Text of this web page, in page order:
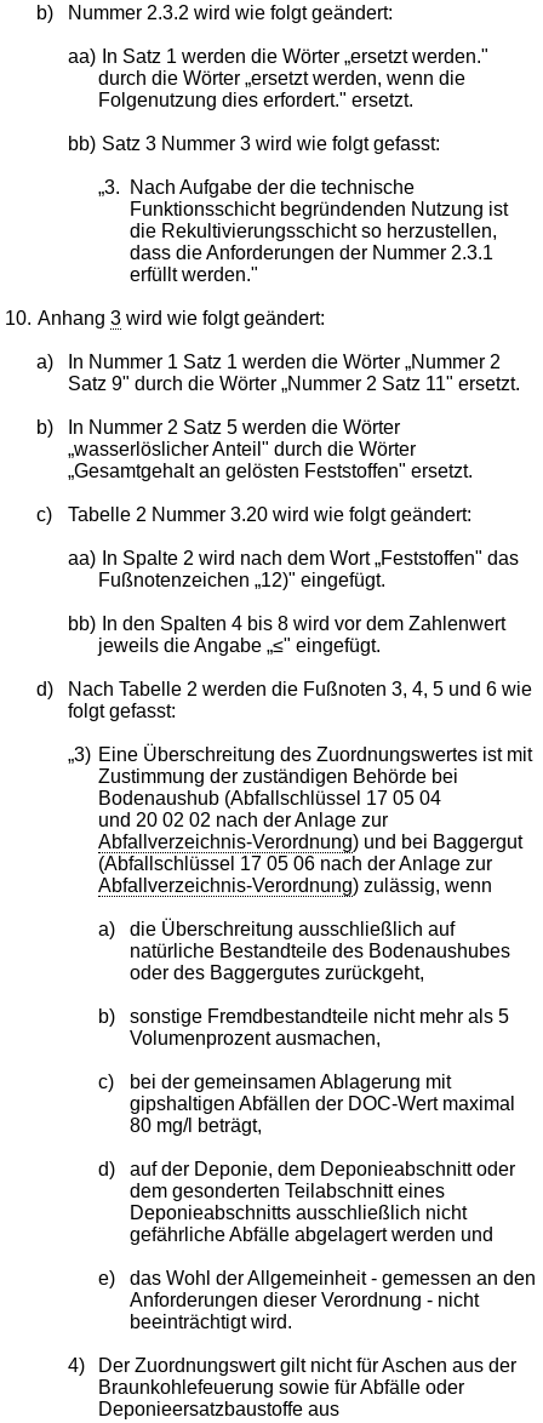
b) Nummer 2.3.2 wird wie folgt geändert:
aa)
In Satz 1 werden die Wörter „ersetzt werden."
durch die Wörter „ersetzt werden, wenn die
Folgenutzung dies erfordert." ersetzt.
bb) Satz 3 Nummer 3 wird wie folgt gefasst:
„3.
Nach Aufgabe der die technische
Funktionsschicht begründenden Nutzung ist
die Rekultivierungsschicht so herzustellen,
dass die Anforderungen der Nummer 2.3.1
erfüllt werden."
10. Anhang3 wird wie folgt geändert:
a)
In Nummer 1 Satz 1 werden die Wörter „Nummer 2
Satz 9" durch die Wörter „Nummer 2 Satz 11" ersetzt.
b)
In Nummer 2 Satz 5 werden die Wörter
„wasserlöslicher Anteil" durch die Wörter
„Gesamtgehalt an gelösten Feststoffen" ersetzt.
c) Tabelle 2 Nummer 3.20 wird wie folgt geändert:
aa)
In Spalte 2 wird nach dem Wort „Feststoffen" das
Fußnotenzeichen „12)" eingefügt.
bb)
In den Spalten 4 bis 8 wird vor dem Zahlenwert
jeweils die Angabe „≤" eingefügt.
d)
Nach Tabelle 2 werden die Fußnoten 3, 4, 5 und 6 wie
folgt gefasst:
„3) Eine Überschreitung des Zuordnungswertes ist mit
Zustimmung der zuständigen Behörde bei
Bodenaushub (Abfallschlüssel 17 05 04
und 20 02 02 nach der Anlage zur
Abfallverzeichnis-Verordnung) und bei Baggergut
(Abfallschlüssel 17 05 06 nach der Anlage zur
Abfallverzeichnis-Verordnung) zulässig, wenn
a)
die Überschreitung ausschließlich auf
natürliche Bestandteile des Bodenaushubes
oder des Baggergutes zurückgeht,
b)
sonstige Fremdbestandteile nicht mehr als 5
Volumenprozent ausmachen,
c)
bei der gemeinsamen Ablagerung mit
gipshaltigen Abfällen der DOC-Wert maximal
80 mg/l beträgt,
d)
auf der Deponie, dem Deponieabschnitt oder
dem gesonderten Teilabschnitt eines
Deponieabschnitts ausschließlich nicht
gefährliche Abfälle abgelagert werden und
e)
das Wohl der Allgemeinheit - gemessen an den
Anforderungen dieser Verordnung - nicht
beeinträchtigt wird.
4)
Der Zuordnungswert gilt nicht für Aschen aus der
Braunkohlefeuerung sowie für Abfälle oder
Deponieersatzbaustoffe aus